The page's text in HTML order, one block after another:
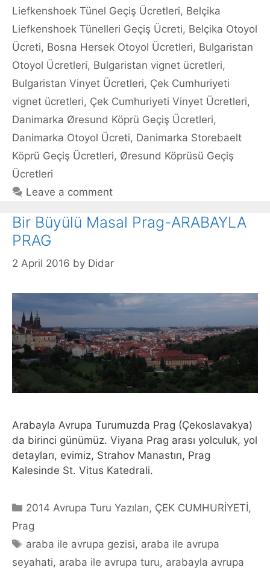
Liefkenshoek Tünel Geçiş Ücretleri, Belçika
Liefkenshoek Tünelleri Geçiş Ücreti, Belçika Otoyol
Ücreti, Bosna Hersek Otoyol Ücretleri, Bulgaristan
Otoyol Ücretleri, Bulgaristan vignet ücretleri,
Bulgaristan Vinyet Ücretleri, Çek Cumhuriyeti
vignet ücretleri, Çek Cumhuriyeti Vinyet Ücretleri,
Danimarka Øresund Köprü Geçiş Ücretleri,
Danimarka Otoyol Ücreti, Danimarka Storebaelt
Köprü Geçiş Ücretleri, Øresund Köprüsü Geçiş
Ücretleri
Leave a comment
Bir Büyülü Masal Prag-ARABAYLA
PRAG
2 April 2016 by Didar
Arabayla Avrupa Turumuzda Prag (Çekoslavakya)
da birinci günümüz. Viyana Prag arası yolculuk, yol
detayları, evimiz, Strahov Manastırı, Prag
Kalesinde St. Vitus Katedrali.
Categories
2014 Avrupa Turu Yazıları, ÇEK CUMHURİYETİ,
Prag
Tags
araba ile avrupa gezisi, araba ile avrupa
seyahati, araba ile avrupa turu, arabayla avrupa